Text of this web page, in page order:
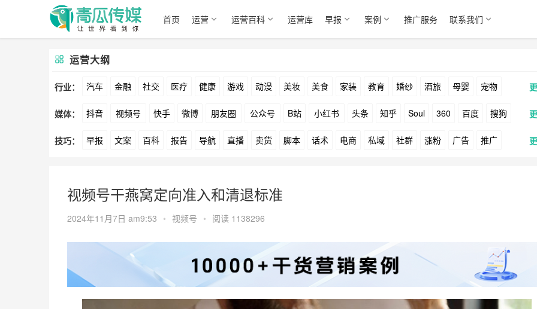
首页 运营 运营百科 运营库 早报 案例 推广服务 联系我们
运营大纲
行业： 汽车 金融 社交 医疗 健康 游戏 动漫 美妆 美食 家装 教育 婚纱 酒旅 母婴 宠物
文娱 跨境 科技 广告 元宇宙 房地产
媒体： 抖音 视频号 快手 微博 朋友圈 公众号 B站 小红书 头条 知乎 Soul 360 百度 搜狗
爱奇艺 美柚 美图 最右 神马 谷歌 Facebook Tiktok YouTube Yahoo Bing
技巧： 早报 文案 百科 报告 导航 直播 卖货 脚本 话术 电商 私域 社群 涨粉 广告 推广
视频号干燕窝定向准入和清退标准
2024年11月7日 am9:53 • 视频号 • 阅读 1138296